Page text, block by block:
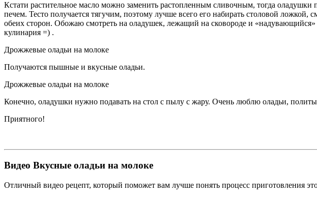
Кстати растительное масло можно заменить растопленным сливочным, тогда
печем. Тесто получается тягучим, поэтому лучше всего его набирать столовой
обеих сторон. Обожаю смотреть на оладушек, лежащий на сковороде и
кулинария =) .
Дрожжевые оладьи на молоке
Получаются пышные и вкусные оладьи.
Дрожжевые оладьи на молоке
Конечно, оладушки нужно подавать на стол с пылу с жару. Очень люблю оладьи,
Приятного!
Видео Вкусные оладьи на молоке
Отличный видео рецепт, который поможет вам лучше понять процесс приготовления